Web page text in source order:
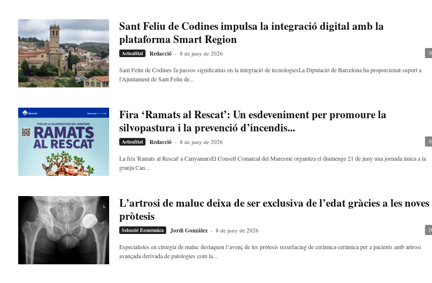
Sant Feliu de Codines impulsa la integració digital amb la
plataforma Smart Region
Actualitat Redacció - 8 de juny de 2026 0
Sant Feliu de Codines fa passos significatius en la integració de tecnologiesLa Diputació de Barcelona ha proporcionat suport a
l'Ajuntament de Sant Feliu de...
Fira ‘Ramats al Rescat’: Un esdeveniment per promoure la
silvopastura i la prevenció d’incendis...
Actualitat Redacció - 8 de juny de 2026 0
La fira 'Ramats al Rescat' a CanyamarsEl Consell Comarcal del Maresme organitza el diumenge 21 de juny una jornada única a la
granja Can...
L’artrosi de maluc deixa de ser exclusiva de l’edat gràcies a les noves
pròtesis
Selecció Econòmica Jordi González - 8 de juny de 2026 0
Especialistes en cirurgia de maluc destaquen l’avenç de les pròtesis resurfacing de ceràmica-ceràmica per a pacients amb artrosi
avançada derivada de patologies com la...